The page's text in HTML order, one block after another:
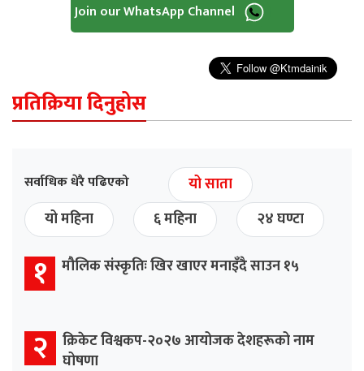
Join our WhatsApp Channel
प्रतिक्रिया दिनुहोस
सर्वाधिक धेरै पढिएको
यो साता
यो महिना
६ महिना २४ घण्टा
१ मौलिक संस्कृतिः खिर खाएर मनाइँदै साउन १५
२
क्रिकेट विश्वकप-२०२७ आयोजक देशहरूको नाम
घोषणा